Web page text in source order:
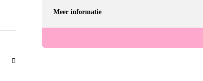
Meer informatie